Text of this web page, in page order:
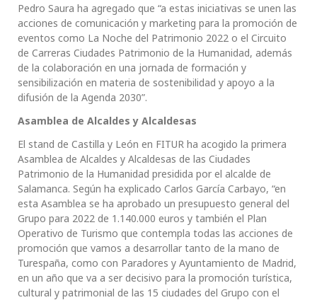
Pedro Saura ha agregado que “a estas iniciativas se unen las
acciones de comunicación y marketing para la promoción de
eventos como La Noche del Patrimonio 2022 o el Circuito
de Carreras Ciudades Patrimonio de la Humanidad, además
de la colaboración en una jornada de formación y
sensibilización en materia de sostenibilidad y apoyo a la
difusión de la Agenda 2030”.
Asamblea de Alcaldes y Alcaldesas
El stand de Castilla y León en FITUR ha acogido la primera
Asamblea de Alcaldes y Alcaldesas de las Ciudades
Patrimonio de la Humanidad presidida por el alcalde de
Salamanca. Según ha explicado Carlos García Carbayo, “en
esta Asamblea se ha aprobado un presupuesto general del
Grupo para 2022 de 1.140.000 euros y también el Plan
Operativo de Turismo que contempla todas las acciones de
promoción que vamos a desarrollar tanto de la mano de
Turespaña, como con Paradores y Ayuntamiento de Madrid,
en un año que va a ser decisivo para la promoción turística,
cultural y patrimonial de las 15 ciudades del Grupo con el